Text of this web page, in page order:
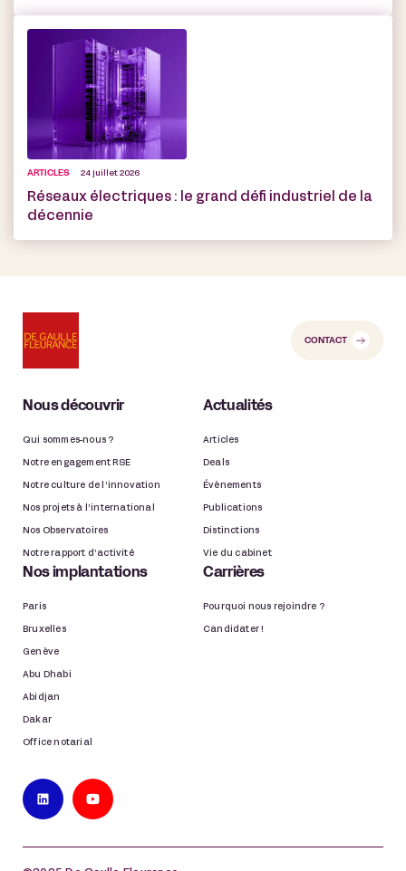
ARTICLES 24 juillet 2026
Réseaux électriques : le grand défi industriel de la
décennie
CONTACT
Nous découvrir
Qui sommes-nous ?
Notre engagement RSE
Notre culture de l’innovation
Nos projets à l’international
Nos Observatoires
Notre rapport d’activité
Actualités
Articles
Deals
Évènements
Publications
Distinctions
Vie du cabinet
Nos implantations
Paris
Bruxelles
Genève
Abu Dhabi
Abidjan
Dakar
Office notarial
Carrières
Pourquoi nous rejoindre ?
Candidater !